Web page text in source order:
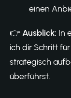
einen
👉Ausblick: In
ich dir Schritt
strategisch
überführst.